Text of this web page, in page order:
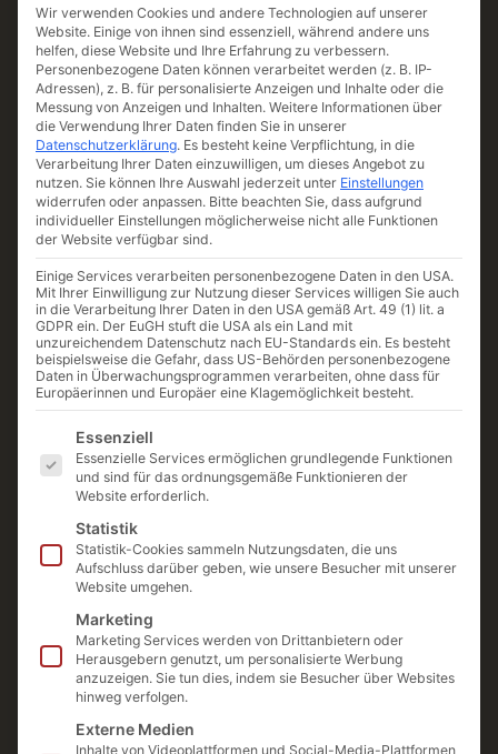
beginnt durchschnittlich in etwa ab dem
25. Lebensjahr. Jedoch altert jeder Mensch
unterschiedlich und individuell – so können
manche bereits Anfang 20 tiefere Falten
entwickeln, während andere erst mit über
30 erste Anzeichen aufweisen. Daher ist es
schwierig, ein bestimmtes Alter für den
optimalen Behandlungsbeginn mit Botox®
(Botulinumtoxin) zu definieren. Wir
empfehlen eine persönliche und individuelle
Beratung, um gemeinsam mit Ihrem
Spezialisten die passenden Schritte und
besten Zeitpunkt zur Hautverjüngung zu
planen. Erste, minimal dosierte„Baby-
Botox®“-Behandlungen
helfen, Stirn-, Zornesfalten und
Krähenfüße gar nicht erst entstehen zu
lassen. Durch den frühzeitigen Einsatz von
Botox® (Botulinumtoxin)in geringen
Dosen, die im Laufe der Jahre langsam
gesteigert werden, lässt sich der
Alterungsprozess der Haut effektiv
verzögern. So bleibt ein frisches
Erscheinungsbild länger erhalten.
Wir verwenden Cookies und andere Technologien auf unserer
Website. Einige von ihnen sind essenziell, während andere uns
helfen, diese Website und Ihre Erfahrung zu verbessern.
Personenbezogene Daten können verarbeitet werden (z. B. IP-
Adressen), z. B. für personalisierte Anzeigen und Inhalte oder die
Messung von Anzeigen und Inhalten. Weitere Informationen über
die Verwendung Ihrer Daten finden Sie in unserer
Datenschutzerklärung. Es besteht keine Verpflichtung, in die
Verarbeitung Ihrer Daten einzuwilligen, um dieses Angebot zu
nutzen. Sie können Ihre Auswahl jederzeit unter Einstellungen
widerrufen oder anpassen. Bitte beachten Sie, dass aufgrund
individueller Einstellungen möglicherweise nicht alle Funktionen
der Website verfügbar sind.
Einige Services verarbeiten personenbezogene Daten in den USA.
Mit Ihrer Einwilligung zur Nutzung dieser Services willigen Sie auch
in die Verarbeitung Ihrer Daten in den USA gemäß Art. 49 (1) lit. a
GDPR ein. Der EuGH stuft die USA als ein Land mit
unzureichendem Datenschutz nach EU-Standards ein. Es besteht
beispielsweise die Gefahr, dass US-Behörden personenbezogene
Daten in Überwachungsprogrammen verarbeiten, ohne dass für
Europäerinnen und Europäer eine Klagemöglichkeit besteht.
Es folgt eine Liste der Service-Gruppen, für die
Essenziell
Essenzielle Services ermöglichen grundlegende Funktionen
und sind für das ordnungsgemäße Funktionieren der
Website erforderlich.
Statistik
Statistik-Cookies sammeln Nutzungsdaten, die uns
Aufschluss darüber geben, wie unsere Besucher mit unserer
Website umgehen.
Marketing
Marketing Services werden von Drittanbietern oder
Herausgebern genutzt, um personalisierte Werbung
anzuzeigen. Sie tun dies, indem sie Besucher über Websites
hinweg verfolgen.
Externe Medien
Inhalte von Videoplattformen und Social-Media-Plattformen